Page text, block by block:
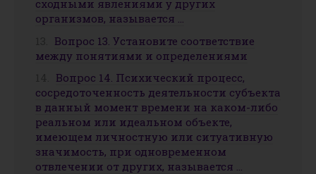
сходными явлениями у других
организмов, называется …
Вопрос 13. Установите соответствие
между понятиями и определениями
Вопрос 14. Психический процесс,
сосредоточенность деятельности субъекта
в данный момент времени на каком-либо
реальном или идеальном объекте,
имеющем личностную или ситуативную
значимость, при одновременном
отвлечении от других, называется …